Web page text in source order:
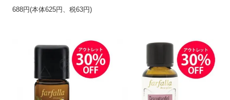
688円(本体625円、税63円)